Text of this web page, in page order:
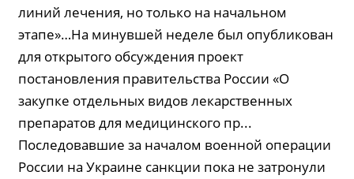
линий лечения, но только на начальном
этапе»…На минувшей неделе был опубликован
для открытого обсуждения проект
постановления правительства России «О
закупке отдельных видов лекарственных
препаратов для медицинского пр...
Последовавшие за началом военной операции
России на Украине санкции пока не затронули